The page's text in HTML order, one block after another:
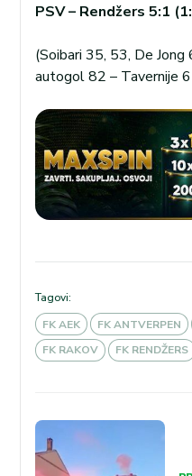
PSV – Rendžers 5:1
(Soibari 35, 53, De
autogol 82 – Tavernije
Tagovi:
FK AEK
FK ANTVERPEN
FK RAKOV
FK RENDŽERS
Kretanje
članka